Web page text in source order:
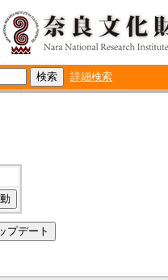
詳細検索